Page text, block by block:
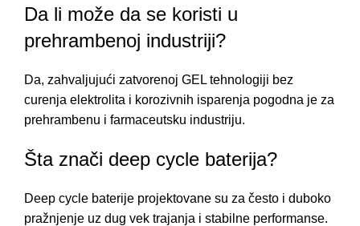
Da li može da se koristi u
prehrambenoj industriji?
Da, zahvaljujući zatvorenoj GEL tehnologiji bez
curenja elektrolita i korozivnih isparenja pogodna je za
prehrambenu i farmaceutsku industriju.
Šta znači deep cycle baterija?
Deep cycle baterije projektovane su za često i duboko
pražnjenje uz dug vek trajanja i stabilne performanse.